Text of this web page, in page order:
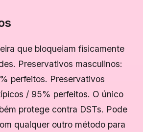
que bloqueiam fisicamente
Preservativos masculinos:
perfeitos. Preservativos
/ 95% perfeitos. O único
protege contra DSTs. Pode
qualquer outro método para